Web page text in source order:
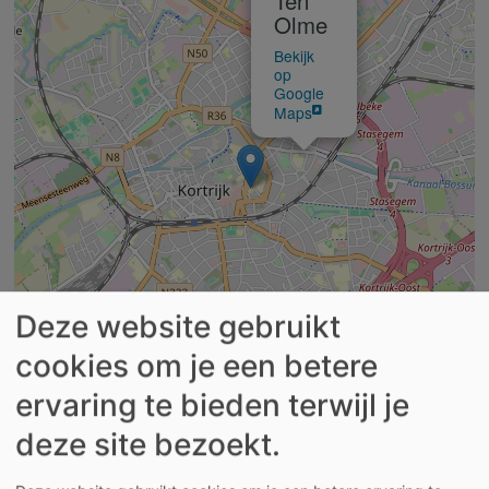
Olme
Bekijk
op
Google
Maps
Leaflet | ©OpenStreetMap
Het serviceflatgebouw ‘Ten Olme' is gelegen in de
Langemeersstraat 2 te Kortrijk, vlak naast wijkcentrum
Deze website gebruikt
cookies om je een betere
ervaring te bieden terwijl je
deze site bezoekt.